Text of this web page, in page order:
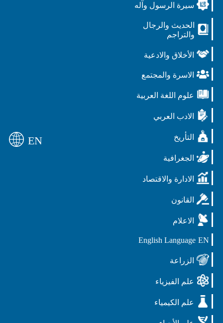
سيرة الرسول وآله
الحديث والرجال
والتراجم
الأخلاق والادعية
الاسرة والمجتمع
علوم اللغة العربية
الادب العربي
التأريخ
الجغرافية
الادارة والاقتصاد
القانون
الاعلام
EN
English Language
الزراعة
علم الفيزياء
علم الكيمياء
EN